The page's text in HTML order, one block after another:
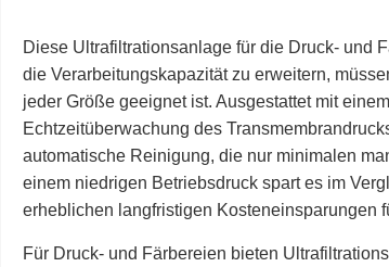
Diese Ultrafiltrationsanlage für die Druck- und
die Verarbeitungskapazität zu erweitern,
jeder Größe geeignet ist. Ausgestattet mit
Echtzeitüberwachung des
automatische Reinigung, die nur minimalen
einem niedrigen Betriebsdruck spart es im
erheblichen langfristigen Kosteneinsparungen
Für Druck- und Färbereien bieten